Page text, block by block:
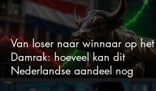
Van loser naar winnaar op het
Damrak: hoeveel kan dit
Nederlandse aandeel nog
stijgen?